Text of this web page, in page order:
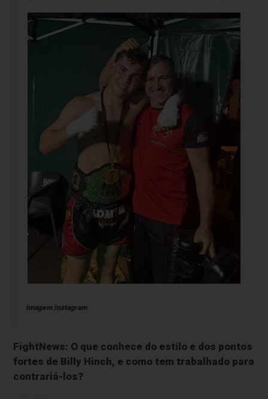
Imagem Instagram
FightNews: O que conhece do estilo e dos pontos
fortes de Billy Hinch, e como tem trabalhado para
contrariá-los?